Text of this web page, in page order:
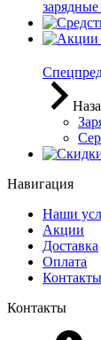
зарядные
Навигация
Наши
Акции
Доставка
Оплата
Контакты
Контакты